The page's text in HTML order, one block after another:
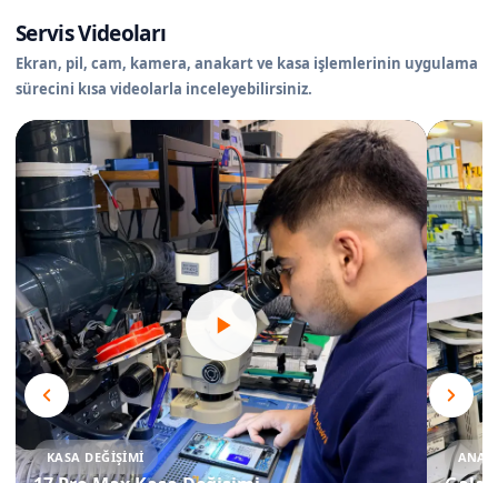
Servis Videoları
Ekran, pil, cam, kamera, anakart ve kasa işlemlerinin uygulama
sürecini kısa videolarla inceleyebilirsiniz.
KASA DEĞIŞIMI